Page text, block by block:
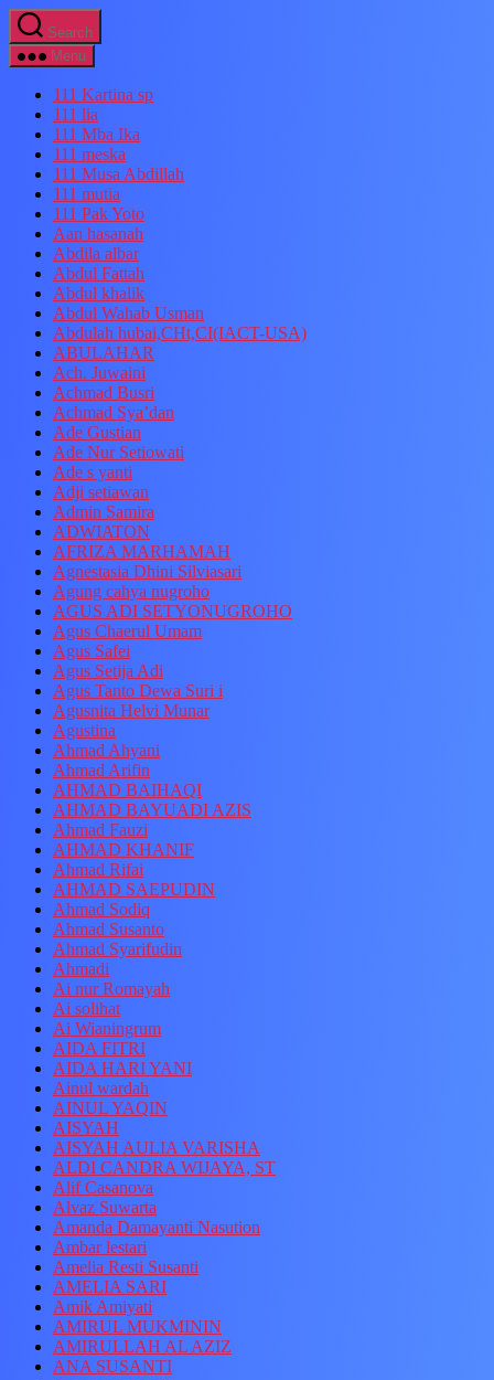
Search
Menu
111 Kartina sp
111 lia
111 Mba Ika
111 meska
111 Musa Abdillah
111 mutia
111 Pak Yoto
Aan hasanah
Abdila albar
Abdul Fattah
Abdul khalik
Abdul Wahab Usman
Abdulah hubai,CHt,CI(IACT-USA)
ABULAHAR
Ach. Juwaini
Achmad Busri
Achmad Sya’dan
Ade Gustian
Ade Nur Setiowati
Ade s yanti
Adji setiawan
Admin Samira
ADWIATON
AFRIZA MARHAMAH
Agnestasia Dhini Silviasari
Agung cahya nugroho
AGUS ADI SETYONUGROHO
Agus Chaerul Umam
Agus Safei
Agus Setija Adi
Agus Tanto Dewa Suri i
Agusnita Helvi Munar
Agustina
Ahmad Ahyani
Ahmad Arifin
AHMAD BAIHAQI
AHMAD BAYUADI AZIS
Ahmad Fauzi
AHMAD KHANIF
Ahmad Rifai
AHMAD SAEPUDIN
Ahmad Sodiq
Ahmad Susanto
Ahmad Syarifudin
Ahmadi
Ai nur Romayah
Ai solihat
Ai Wianingrum
AIDA FITRI
AIDA HARI YANI
Ainul wardah
AINUL YAQIN
AISYAH
AISYAH AULIA VARISHA
ALDI CANDRA WIJAYA, ST
Alif Casanova
Alvaz Suwarta
Amanda Damayanti Nasution
Ambar lestari
Amelia Resti Susanti
AMELIA SARI
Amik Amiyati
AMIRUL MUKMININ
AMIRULLAH AL AZIZ
ANA SUSANTI